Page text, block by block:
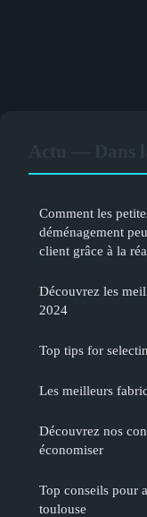
Comment les
déménagement
client grâce à la
Découvrez les
2024
Top tips for
Les meilleurs
Découvrez nos
économiser
Top conseils pour
toulouse